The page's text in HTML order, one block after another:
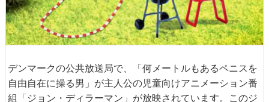
デンマークの公共放送局で、「何メートルもあるペニスを
自由自在に操る男」が主人公の児童向けアニメーション番
組「ジョン・ディラーマン」が放映されています。このジ